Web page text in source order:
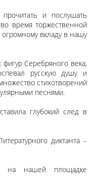
и послушать
во время торжественной
вкладу в нашу
Серебряного века,
русскую душу и
стихотворений
песнями.
глубокий след в
диктанта –
на нашей площадке